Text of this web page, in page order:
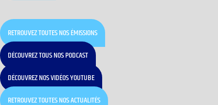
RETROUVEZ TOUTES NOS ÉMISSIONS
DÉCOUVREZ TOUS NOS PODCAST
DÉCOUVREZ NOS VIDÉOS YOUTUBE
RETROUVEZ TOUTES NOS ACTUALITÉS